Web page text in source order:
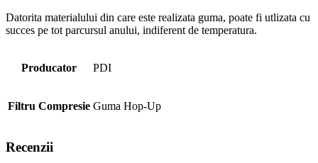
Datorita materialului din care este realizata guma, poate fi utlizata cu
succes pe tot parcursul anului, indiferent de temperatura.
Producator PDI
Filtru Compresie Guma Hop-Up
Recenzii